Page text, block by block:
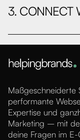
3. CONNECT
Maßgeschneiderte
performante
Expertise und
Marketing – mit
deine Fragen im